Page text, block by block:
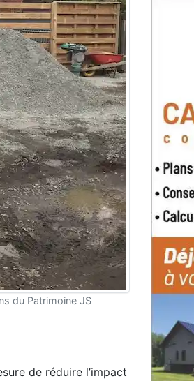
du Patrimoine JS
de réduire l’impact